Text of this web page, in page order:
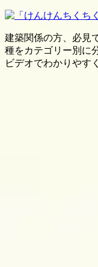
建築関係の方、必見
種をカテゴリー別に
ビデオでわかりやす